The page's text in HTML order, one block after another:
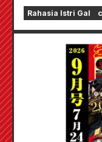
playmat spesial
Fuyuki Tojo
Volume 6
Bride"
Rahasia Istri Gal